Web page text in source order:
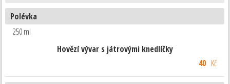
Polévka
250 ml
Hovězí vývar s játrovými knedlíčky
40Kč